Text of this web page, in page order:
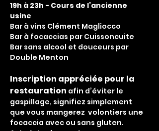
19h à 23h - Cours de l’ancienne
usine
Bar à vins Clément Magliocco
Bar à focaccias par Cuissoncuite
Bar sans alcool et douceurs par
Double Menton
Inscription appréciée pour la
restauration afin d’éviter le
gaspillage, signifiez simplement
que vous mangerez  volontiers une
focaccia avec ou sans gluten.